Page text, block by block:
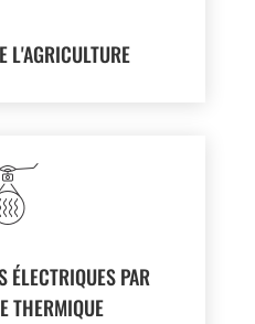
L'AGRICULTURE
ÉLECTRIQUES PAR
THERMIQUE